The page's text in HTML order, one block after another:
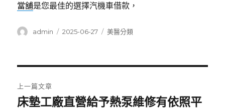
當舖是您最佳的選擇汽機車借款，
作
admin
發
2025-06-27
分
美醫分類
章
上一篇文章
上
床墊工廠直營給予熱泵維修有依照平